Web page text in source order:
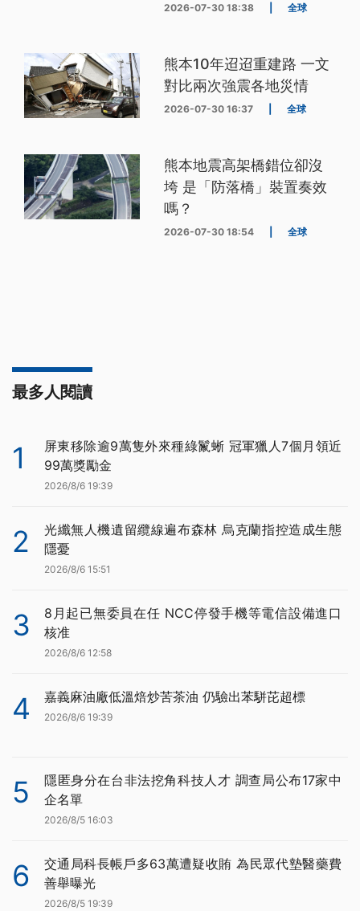
2026-07-30 18:38 全球
熊本10年迢迢重建路 一文
對比兩次強震各地災情
2026-07-30 16:37 全球
熊本地震高架橋錯位卻沒
垮 是「防落橋」裝置奏效
嗎？
2026-07-30 18:54 全球
最多人閱讀
1
屏東移除逾9萬隻外來種綠鬣蜥 冠軍獵人7個月領近
99萬獎勵金
2026/8/6 19:39
2
光纖無人機遺留纜線遍布森林 烏克蘭指控造成生態
隱憂
2026/8/6 15:51
3
8月起已無委員在任 NCC停發手機等電信設備進口
核准
2026/8/6 12:58
4 嘉義麻油廠低溫焙炒苦茶油 仍驗出苯駢芘超標
2026/8/6 19:39
5
隱匿身分在台非法挖角科技人才 調查局公布17家中
企名單
2026/8/5 16:03
6
交通局科長帳戶多63萬遭疑收賄 為民眾代墊醫藥費
善舉曝光
2026/8/5 19:39